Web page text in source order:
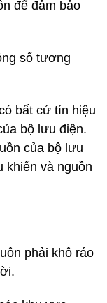
để đảm bảo
số tương
bất cứ tín hiệu
bộ lưu điện.
của bộ lưu
khiển và nguồn
phải khô ráo